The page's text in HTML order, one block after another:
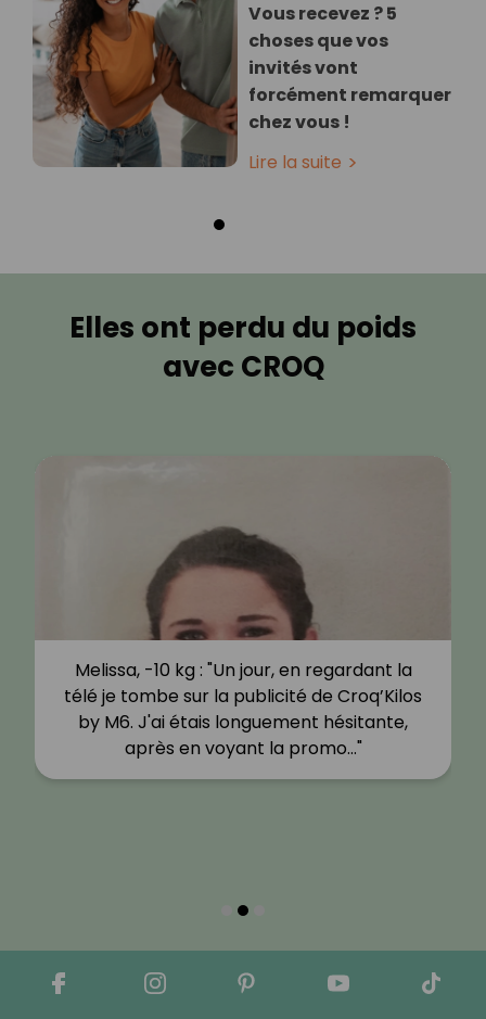
Vous recevez ? 5
choses que vos
invités vont
forcément remarquer
chez vous !
Lire la suite
Elles ont perdu du poids
avec CROQ
Melissa, -10 kg : "Un jour, en regardant la
télé je tombe sur la publicité de Croq’Kilos
by M6. J'ai étais longuement hésitante,
après en voyant la promo…"